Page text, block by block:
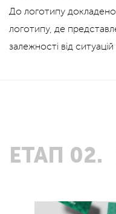
До логотипу
логотипу, де
залежності від ситуацій
ЕТАП 02.